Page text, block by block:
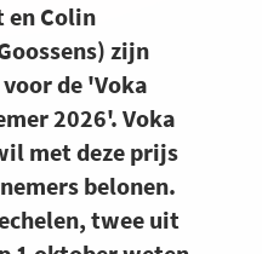
en Colin
zijn
de 'Voka
2026'. Voka
met deze prijs
belonen.
twee uit